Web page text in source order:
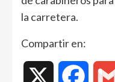
la carretera.
Compartir en: